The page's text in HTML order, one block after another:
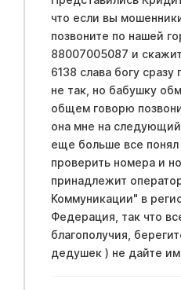
что если вы
позвоните по нашей
88007005087 и
6138 слава богу сразу
не так, но бабушку
общем говорю
она мне на следующий
еще больше все
проверить номера и
принадлежит
Коммуникации" в
Федерация, так что
благополучия,
дедушек ) не дайте